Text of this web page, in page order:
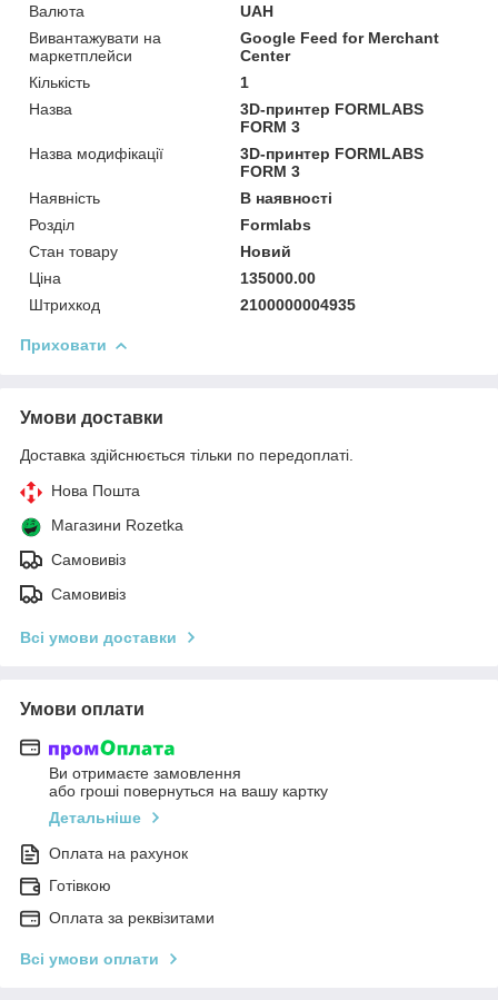
Валюта
UAH
Вивантажувати на
маркетплейси
Google Feed for Merchant
Center
Кількість
1
Назва
3D-принтер FORMLABS
FORM 3
Назва модифікації
3D-принтер FORMLABS
FORM 3
Наявність
В наявності
Розділ
Formlabs
Стан товару
Новий
Ціна
135000.00
Штрихкод
2100000004935
Приховати
Умови доставки
Доставка здійснюється тільки по передоплаті.
Нова Пошта
Магазини Rozetka
Самовивіз
Самовивіз
Всі умови доставки
Умови оплати
Ви отримаєте замовлення
або гроші повернуться на вашу картку
Детальніше
Оплата на рахунок
Готівкою
Оплата за реквізитами
Всі умови оплати